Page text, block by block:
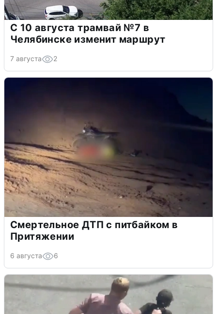
С 10 августа трамвай №7 в
Челябинске изменит маршрут
7 августа 2
Смертельное ДТП с питбайком в
Притяжении
6 августа 6